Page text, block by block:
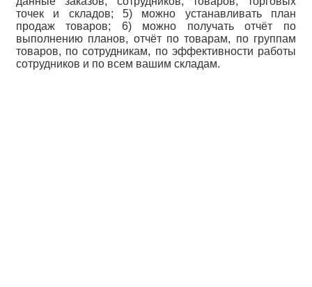
точек и складов; 5) можно устанавливать план
продаж товаров; 6) можно получать отчёт по
выполнению планов, отчёт по товарам, по группам
товаров, по сотрудникам, по эффективности работы
сотрудников и по всем вашим складам.